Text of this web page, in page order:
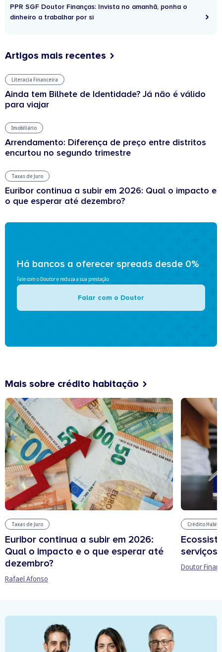
PPR SGF Doutor Finanças: Invista no amanhã, ponha o
dinheiro a trabalhar por si
Artigos mais recentes
Literacia Financeira
Ainda tem Bilhete de Identidade? Já não é válido
para viajar
Imobiliário
Arrendamento: Diferença de preço entre distritos
encurtou no segundo trimestre
Taxas de Juro
Euribor continua a subir em 2026: Qual o impacto e
o que esperar até dezembro?
Há bancos a oferecer spreads desde 0%
Fale com o Doutor e reduza a sua prestação
Falar com o Doutor
Mais sobre crédito habitação
Taxas de Juro
Euribor continua a subir em 2026:
Qual o impacto e o que esperar até
dezembro?
Rafael Afonso
Crédito
serviços
Doutor